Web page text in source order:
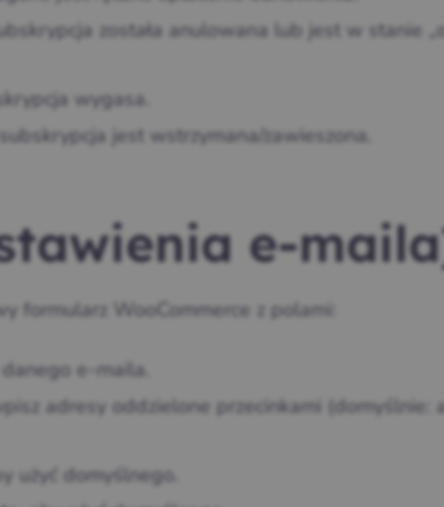
została anulowana lub jest w stanie
wygasa.
jest wstrzymana/zawieszona.
formularz WooCommerce z polami:
e‑maila.
adresy oddzielone przecinkami (domyślnie:
użyć domyślnego.